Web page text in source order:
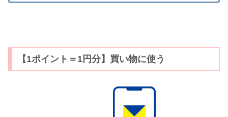
【1ポイント＝1円分】買い物に使う